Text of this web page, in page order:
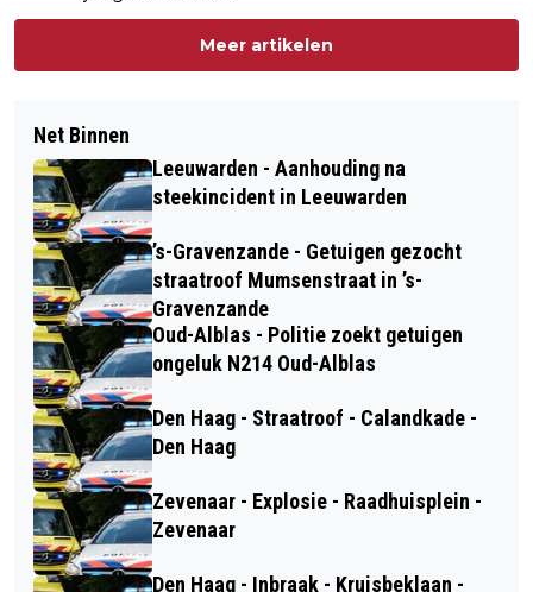
Meer artikelen
Net Binnen
Leeuwarden - Aanhouding na
steekincident in Leeuwarden
’s-Gravenzande - Getuigen gezocht
straatroof Mumsenstraat in ’s-
Gravenzande
Oud-Alblas - Politie zoekt getuigen
ongeluk N214 Oud-Alblas
Den Haag - Straatroof - Calandkade -
Den Haag
Zevenaar - Explosie - Raadhuisplein -
Zevenaar
Den Haag - Inbraak - Kruisbeklaan -